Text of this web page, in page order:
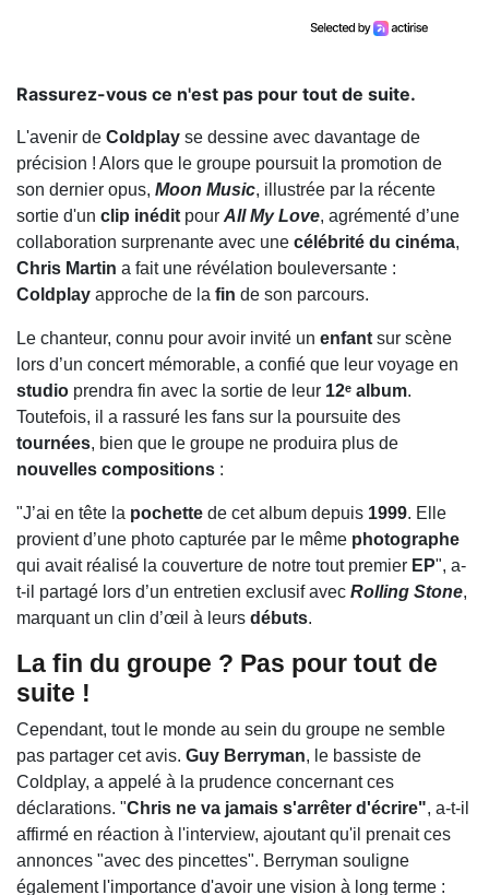
Rassurez-vous ce n'est pas pour tout de suite.
L'avenir de Coldplay se dessine avec davantage de
précision ! Alors que le groupe poursuit la promotion de
son dernier opus, Moon Music, illustrée par la récente
sortie d'un clip inédit pour All My Love, agrémenté d’une
collaboration surprenante avec une célébrité du cinéma,
Chris Martin a fait une révélation bouleversante :
Coldplay approche de la fin de son parcours.
Le chanteur, connu pour avoir invité un enfant sur scène
lors d’un concert mémorable, a confié que leur voyage en
studio prendra fin avec la sortie de leur 12ᵉ album.
Toutefois, il a rassuré les fans sur la poursuite des
tournées, bien que le groupe ne produira plus de
nouvelles compositions :
"J’ai en tête la pochette de cet album depuis 1999. Elle
provient d’une photo capturée par le même photographe
qui avait réalisé la couverture de notre tout premier EP", a-
t-il partagé lors d’un entretien exclusif avec Rolling Stone,
marquant un clin d’œil à leurs débuts.
La fin du groupe ? Pas pour tout de
suite !
Cependant, tout le monde au sein du groupe ne semble
pas partager cet avis. Guy Berryman, le bassiste de
Coldplay, a appelé à la prudence concernant ces
déclarations. "Chris ne va jamais s'arrêter d'écrire", a-t-il
affirmé en réaction à l'interview, ajoutant qu'il prenait ces
annonces "avec des pincettes". Berryman souligne
également l'importance d'avoir une vision à long terme :